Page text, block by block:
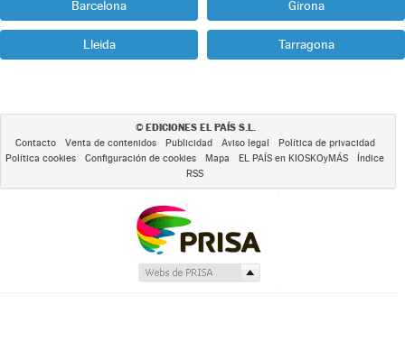
Barcelona Girona
Lleida Tarragona
© EDICIONES EL PAÍS S.L.
Contacto Venta de contenidos Publicidad Aviso legal
Política de privacidad
Política cookies
Configuración de cookies Mapa EL PAÍS en KIOSKOyMÁS
Índice
RSS